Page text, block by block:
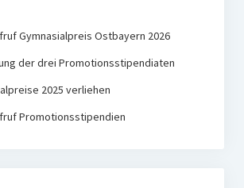
Gymnasialpreis Ostbayern 2026
der drei Promotionsstipendiaten
2025 verliehen
Promotionsstipendien